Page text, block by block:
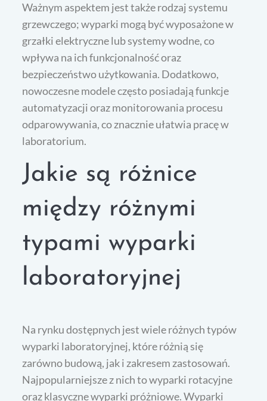
Ważnym aspektem jest także rodzaj systemu
grzewczego; wyparki mogą być wyposażone w
grzałki elektryczne lub systemy wodne, co
wpływa na ich funkcjonalność oraz
bezpieczeństwo użytkowania. Dodatkowo,
nowoczesne modele często posiadają funkcje
automatyzacji oraz monitorowania procesu
odparowywania, co znacznie ułatwia pracę w
laboratorium.
Jakie są różnice
między różnymi
typami wyparki
laboratoryjnej
Na rynku dostępnych jest wiele różnych typów
wyparki laboratoryjnej, które różnią się
zarówno budową, jak i zakresem zastosowań.
Najpopularniejsze z nich to wyparki rotacyjne
oraz klasyczne wyparki próżniowe. Wyparki